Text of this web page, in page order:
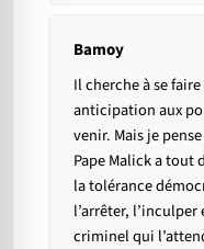
Bamoy
Il cherche à se
anticipation aux
venir. Mais je
Pape Malick a tout
la tolérance
l’arrêter,
criminel qui